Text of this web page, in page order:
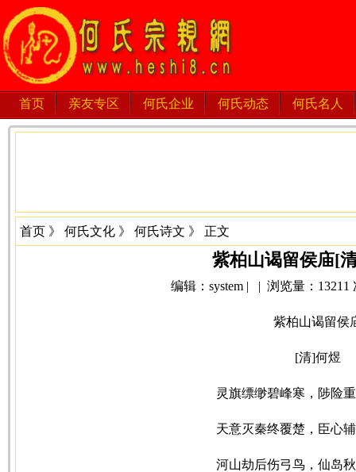
首页 亲友专区 何氏企业 何氏动态 何氏名人
首页 》 何氏文化 》 何氏诗文 》 正文
紫柏山谒留侯庙[
编辑：system | | 浏览量：13211
紫柏山谒留侯
[清]何煜
灵旗缥缈碧峰寒，陟险
天意灭秦终覆楚，臣心
河山劫后伤弓鸟，仙岛